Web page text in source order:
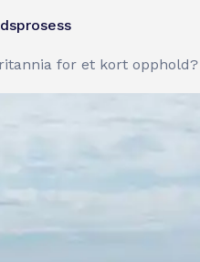
for et kort